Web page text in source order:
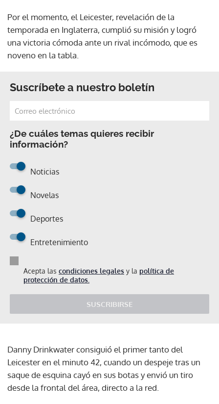
Por el momento, el Leicester, revelación de la
temporada en Inglaterra, cumplió su misión y logró
una victoria cómoda ante un rival incómodo, que es
noveno en la tabla.
Suscríbete a nuestro boletín
¿De cuáles temas quieres recibir
información?
Noticias
Novelas
Deportes
Entretenimiento
Acepta las condiciones legales y la política de
protección de datos.
SUSCRIBIRSE
Danny Drinkwater consiguió el primer tanto del
Leicester en el minuto 42, cuando un despeje tras un
saque de esquina cayó en sus botas y envió un tiro
desde la frontal del área, directo a la red.